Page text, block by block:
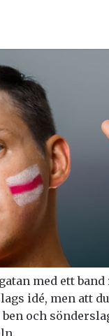
med ett
idé, men att
och